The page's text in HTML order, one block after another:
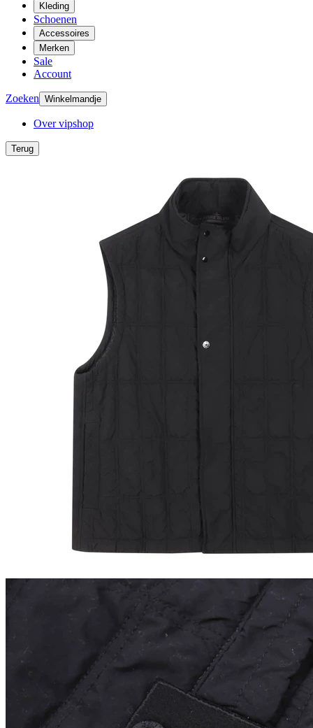
Kleding
Schoenen
Accessoires
Merken
Sale
Account
Zoeken Winkelmandje
Over vipshop
Terug